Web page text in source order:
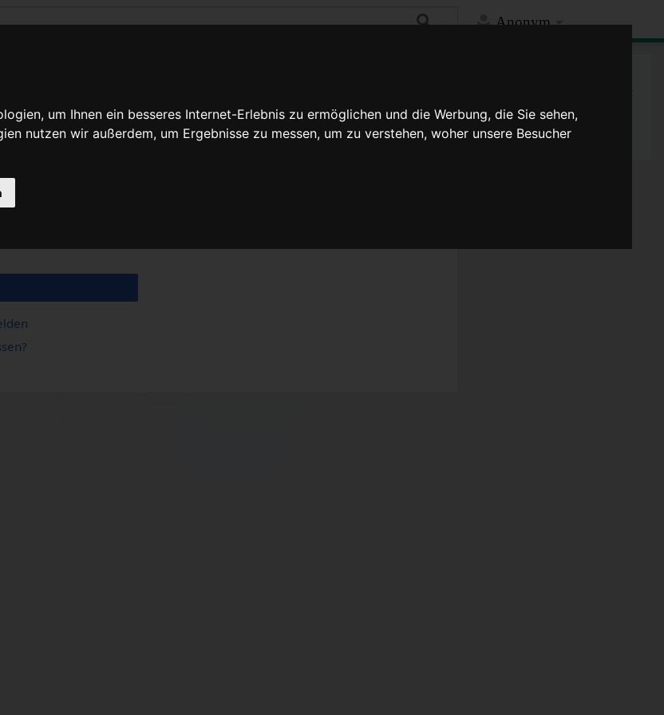
um Ihnen ein besseres Internet-Erlebnis zu ermöglichen und die Werbung, die Sie sehen,
nutzen wir außerdem, um Ergebnisse zu messen, um zu verstehen, woher unsere Besucher
Anonym
Spezialseite
Druckversion